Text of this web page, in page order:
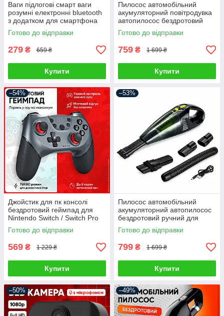
Ваги підлогові смарт ваги
розумні електронні bluetooth
з додатком для смартфона
для дому
Готово до відправки
279 ₴ 659 ₴
Купити
Пилосос автомобільний
акумуляторний повітродувка
автопилосос бездротовий
портативний ручний для
сухого прибирання міні
автопилосос
Готово до відправки
759 ₴ 1 699 ₴
Купити
–54%
Джойстик для пк консолі
бездротовий геймпад для
Nintendo Switch / Switch Pro
Android Windows PC
контролер ігровий джойстік
Готово до відправки
569 ₴ 1 229 ₴
Купити
–53%
Пилосос автомобільний
акумуляторний автопилосос
бездротовий ручний для
сухого та вологого
прибирання міні
автопилососи для салону
Готово до відправки
799 ₴ 1 699 ₴
Купити
–50% –49%